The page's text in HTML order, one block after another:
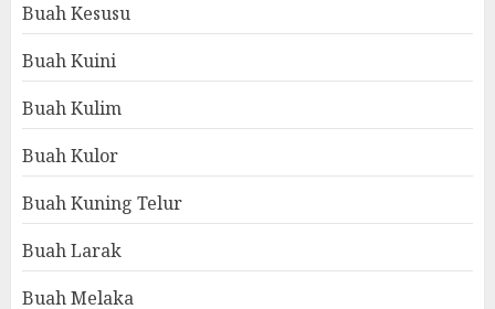
Buah Kesusu
Buah Kuini
Buah Kulim
Buah Kulor
Buah Kuning Telur
Buah Larak
Buah Melaka